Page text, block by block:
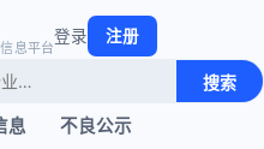
息平台
搜索
息 不良公示
登录 注册